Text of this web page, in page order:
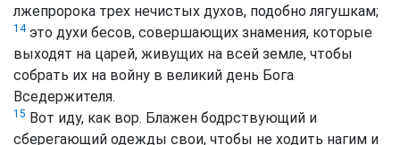
лжепророка трех нечистых духов, подобно лягушкам;
14это духи бесов, совершающих знамения, которые
выходят на царей, живущих на всей земле, чтобы
собрать их на войну в великий день Бога
Вседержителя.
15 Вот иду, как вор. Блажен бодрствующий и
сберегающий одежды свои, чтобы не ходить нагим и